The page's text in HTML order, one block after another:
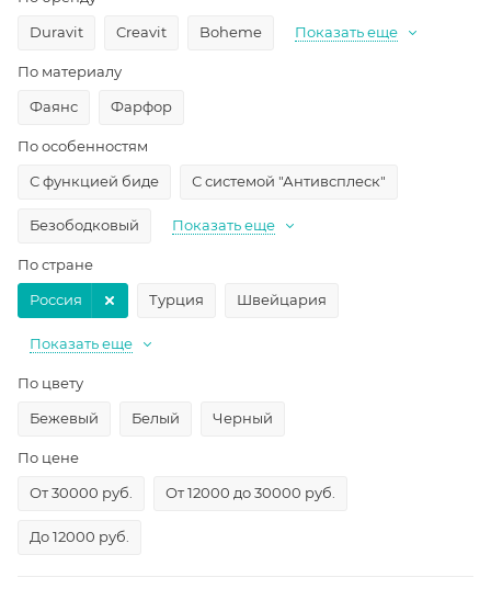
Duravit
Creavit Boheme Показать еще
По материалу
Фаянс
Фарфор
По особенностям
С функцией биде
С системой "Антивсплеск"
Безободковый Показать еще
По стране
Турция
Швейцария
Россия
Показать еще
По цвету
Бежевый
Белый Черный
По цене
От 30000 руб.
От 12000 до 30000 руб.
До 12000 руб.